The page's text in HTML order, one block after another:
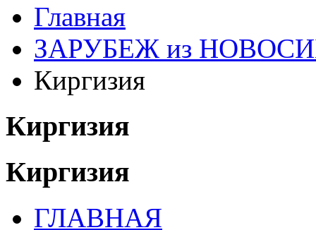
Главная
ЗАРУБЕЖ из
Киргизия
Киргизия
Киргизия
ГЛАВНАЯ